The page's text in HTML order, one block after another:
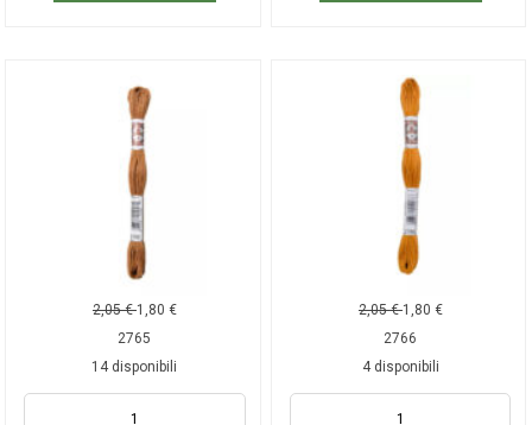
2,05€ 1,80 €
2765
14 disponibili
2,05€ 1,80 €
2766
4 disponibili